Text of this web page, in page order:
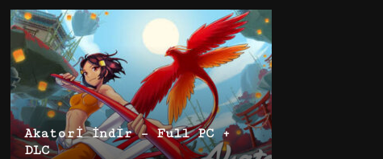
Akatori İndir – Full PC +
DLC